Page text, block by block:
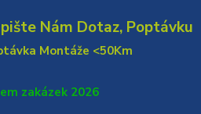
Nám Dotaz, Poptávku
Montáže <50Km
zakázek 2026